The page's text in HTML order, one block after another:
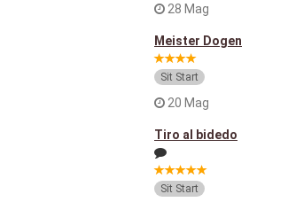
28 Mag
Meister Dogen
Sit Start
20 Mag
Tiro al bidedo
Sit Start